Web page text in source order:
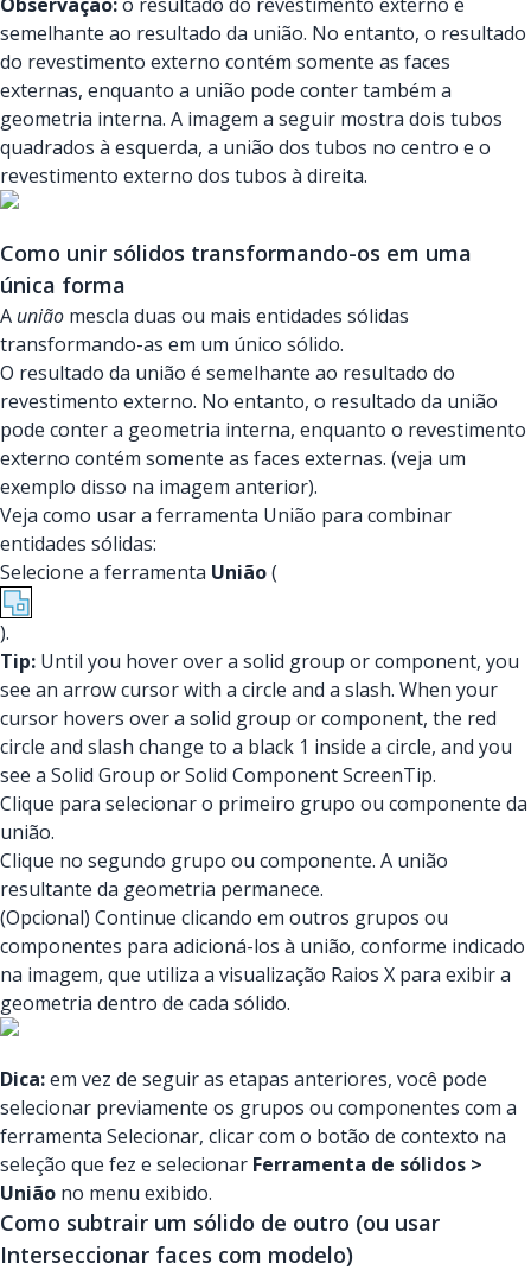
semelhante ao resultado da união. No entanto, o resultado
do revestimento externo contém somente as faces
externas, enquanto a união pode conter também a
geometria interna. A imagem a seguir mostra dois tubos
quadrados à esquerda, a união dos tubos no centro e o
revestimento externo dos tubos à direita.
Como unir sólidos transformando-os em uma
única forma
A união mescla duas ou mais entidades sólidas
transformando-as em um único sólido.
O resultado da união é semelhante ao resultado do
revestimento externo. No entanto, o resultado da união
pode conter a geometria interna, enquanto o revestimento
externo contém somente as faces externas. (veja um
exemplo disso na imagem anterior).
Veja como usar a ferramenta União para combinar
entidades sólidas:
Selecione a ferramenta União(
).
Tip: Until you hover over a solid group or component, you
see an arrow cursor with a circle and a slash. When your
cursor hovers over a solid group or component, the red
circle and slash change to a black 1 inside a circle, and you
see a Solid Group or Solid Component ScreenTip.
Clique para selecionar o primeiro grupo ou componente da
união.
Clique no segundo grupo ou componente. A união
resultante da geometria permanece.
(Opcional) Continue clicando em outros grupos ou
componentes para adicioná-los à união, conforme indicado
na imagem, que utiliza a visualização Raios X para exibir a
geometria dentro de cada sólido.
Dica:em vez de seguir as etapas anteriores, você pode
selecionar previamente os grupos ou componentes com a
ferramenta Selecionar, clicar com o botão de contexto na
seleção que fez e selecionar Ferramenta de sólidos >
União no menu exibido.
Como subtrair um sólido de outro (ou usar
Interseccionar faces com modelo)